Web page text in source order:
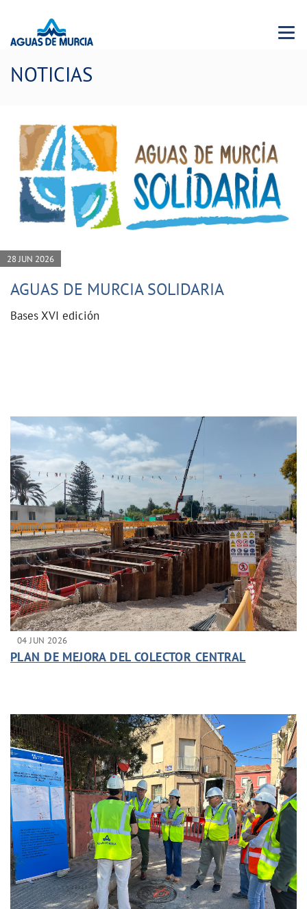
Menu
NOTICIAS
28 JUN 2026
AGUAS DE MURCIA SOLIDARIA
Bases XVI edición
04 JUN 2026
PLAN DE MEJORA DEL COLECTOR CENTRAL